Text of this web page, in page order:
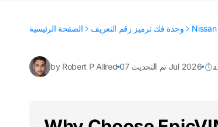
الصفحة الرئيسية وحدة فك ترميز رقم التعريف Nissan
by Robert P Allred تم التحديث 07 Jul 2026